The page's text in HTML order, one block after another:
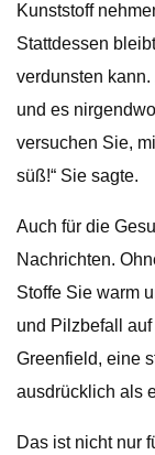
Kunststoff
Stattdessen
verdunsten
und es
versuchen Sie,
süß!“ Sie sagte.
Auch für die
Nachrichten.
Stoffe Sie warm
und Pilzbefall auf
Greenfield, eine
ausdrücklich als
Das ist nicht nur